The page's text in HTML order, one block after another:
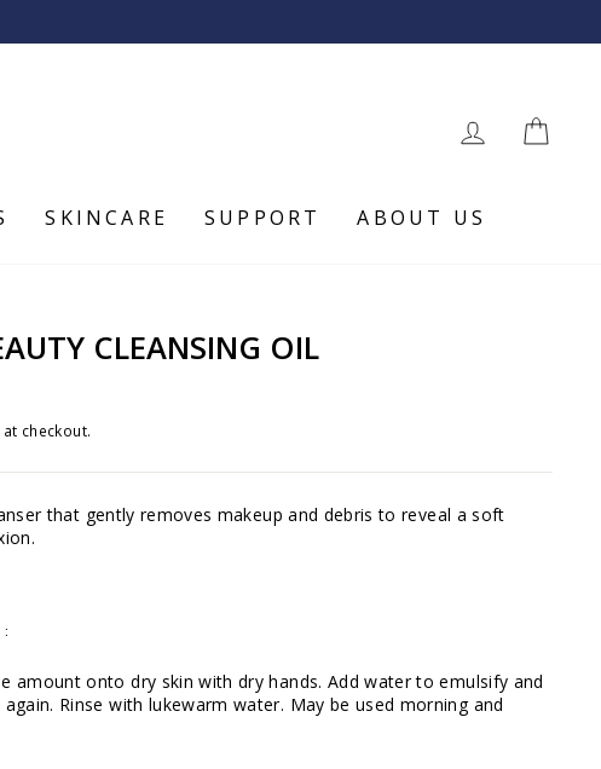
LOG IN
SKINCARE SUPPORT ABOUT US
CLEANSING OIL
checkout.
that gently removes makeup and debris to reveal a soft
amount onto dry skin with dry hands. Add water to emulsify and
Rinse with lukewarm water. May be used morning and